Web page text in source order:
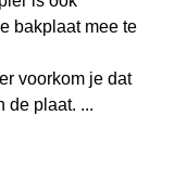
bakplaat mee te
voorkom je dat
de plaat. ...